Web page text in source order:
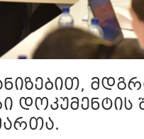
დოკუმენტის